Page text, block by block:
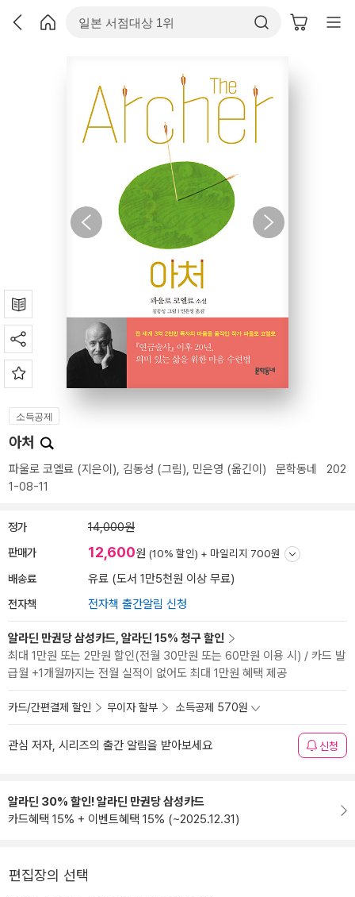
소득공제
아처
파울로 코엘료 (지은이), 김동성 (그림), 민은영 (옮긴이) 문학동네
202
1-08-11
정가 14,000원
판매가 12,600원 (10% 할인) + 마일리지 700원
배송료 유료 (도서 1만5천원 이상 무료)
전자책 전자책 출간알림 신청
알라딘 만권당 삼성카드, 알라딘 15% 청구 할인
최대 1만원 또는 2만원 할인(전월 30만원 또는 60만원 이용 시) / 카드 발
급월 +1개월까지는 전월 실적이 없어도 최대 1만원 혜택 제공
카드/간편결제 할인 무이자 할부 소득공제 570원
관심 저자, 시리즈의 출간 알림을 받아보세요 신청
알라딘 30% 할인! 알라딘 만권당 삼성카드
카드혜택 15% + 이벤트혜택 15% (~2025.12.31)
편집장의 선택